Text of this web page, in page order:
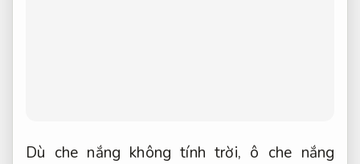
Dù che nắng không tính trời, ô che nắng